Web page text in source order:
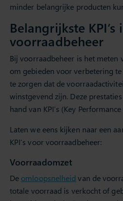
minder belangrijke producten
Belangrijkste KPI’s
voorraadbeheer
Bij voorraadbeheer is het meten
om gebieden voor verbetering
te zorgen dat de
winstgevend zijn. Deze
hand van KPI’s (Key
Laten we eens kijken naar een
KPI’s voor voorraadbeheer:
Voorraadomzet
De omloopsnelheid van de
totale voorraad is verkocht of